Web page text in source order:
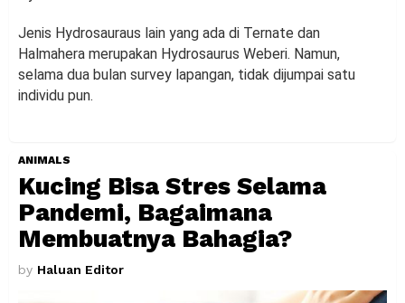
Jenis Hydrosauraus lain yang ada di Ternate dan
Halmahera merupakan Hydrosaurus Weberi. Namun,
selama dua bulan survey lapangan, tidak dijumpai satu
individu pun.
ANIMALS
Kucing Bisa Stres Selama
Pandemi, Bagaimana
Membuatnya Bahagia?
by Haluan Editor